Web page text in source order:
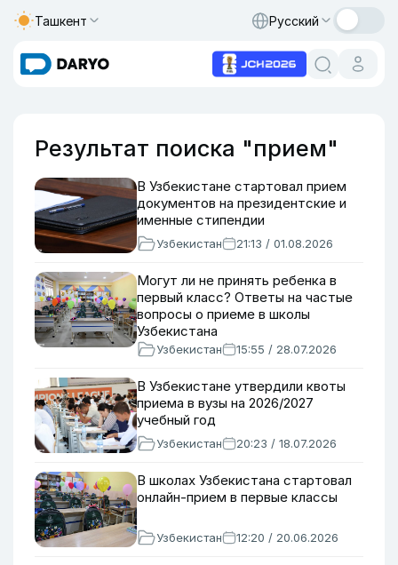
Ташкент Русский
Результат поиска "прием"
В Узбекистане стартовал прием
документов на президентские и
именные стипендии
Узбекистан 21:13 / 01.08.2026
Могут ли не принять ребенка в
первый класс? Ответы на частые
вопросы о приеме в школы
Узбекистана
Узбекистан 15:55 / 28.07.2026
В Узбекистане утвердили квоты
приема в вузы на 2026/2027
учебный год
Узбекистан 20:23 / 18.07.2026
В школах Узбекистана стартовал
онлайн-прием в первые классы
Узбекистан 12:20 / 20.06.2026